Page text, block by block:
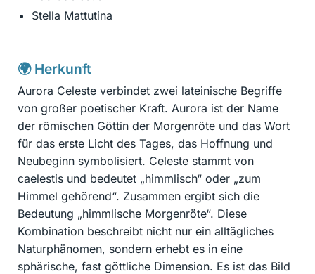
Stella Mattutina
🌍 Herkunft
Aurora Celeste verbindet zwei lateinische Begriffe
von großer poetischer Kraft. Aurora ist der Name
der römischen Göttin der Morgenröte und das Wort
für das erste Licht des Tages, das Hoffnung und
Neubeginn symbolisiert. Celeste stammt von
caelestis und bedeutet „himmlisch“ oder „zum
Himmel gehörend“. Zusammen ergibt sich die
Bedeutung „himmlische Morgenröte“. Diese
Kombination beschreibt nicht nur ein alltägliches
Naturphänomen, sondern erhebt es in eine
sphärische, fast göttliche Dimension. Es ist das Bild